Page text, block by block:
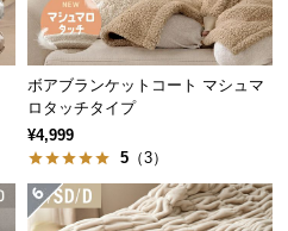
ボアブランケットコート マシュマ
ロタッチタイプ
¥4,999
5 （3）